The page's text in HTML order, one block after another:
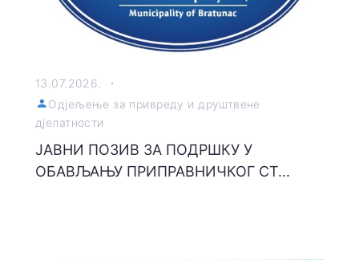
13.07.2026.
Одјељење за привреду и друштвене
дјелатности
ЈАВНИ ПОЗИВ ЗА ПОДРШКУ У
ОБАВЉАЊУ ПРИПРАВНИЧКОГ СТ...